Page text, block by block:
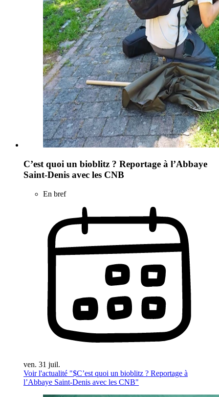
C’est quoi un bioblitz ? Reportage à l’Abbaye
Saint-Denis avec les CNB
En bref
ven. 31 juil.
Voir l'actualité "$C’est quoi un bioblitz ? Reportage à
l’Abbaye Saint-Denis avec les CNB"